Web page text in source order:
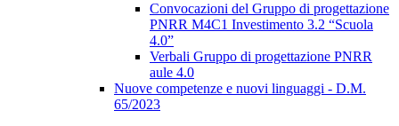
Convocazioni del Gruppo di progettazione
PNRR M4C1 Investimento 3.2 “Scuola
4.0”
Verbali Gruppo di progettazione PNRR
aule 4.0
Nuove competenze e nuovi linguaggi - D.M.
65/2023